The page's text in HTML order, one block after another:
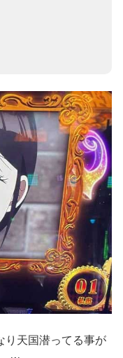
り天国潜ってる事が